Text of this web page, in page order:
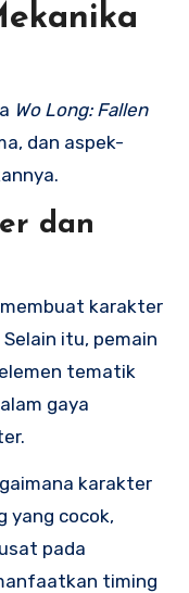
Wo Long: Fallen
dan aspek-
dan
karakter
itu, pemain
tematik
gaya
karakter
yang cocok,
pada
timing